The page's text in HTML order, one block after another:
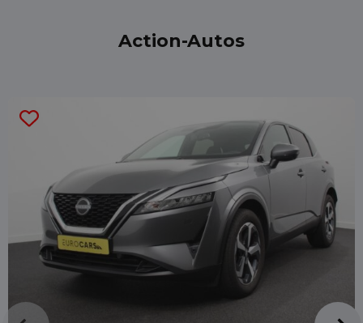
Action-Autos